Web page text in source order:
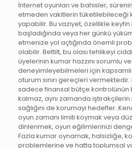
İnternet oyunları ve bahisler, sürenin
etmeden vakitlerin tüketilebileceği
yapabilir. Bu vaziyet, özellikle
başladığında veya her günkü
etmenize yol açtığında önemli
olabilir. Bettilt, bu olası tehlikeyi
üyelerinin kumar hazzını sorumlu
deneyimleyebilmeleri için
oturum sınırı gereçleri
sadece finansal bütçe kontrolünün
kalmaz, aynı zamanda
sağlığını de korumayı hedefler.
oyun zamanı limiti koymak veya
dinlenmek, oyun eğilimlerinizi
Fazla kumar oynamak, halsizliğe,
problemlerine ve hatta toplumsal